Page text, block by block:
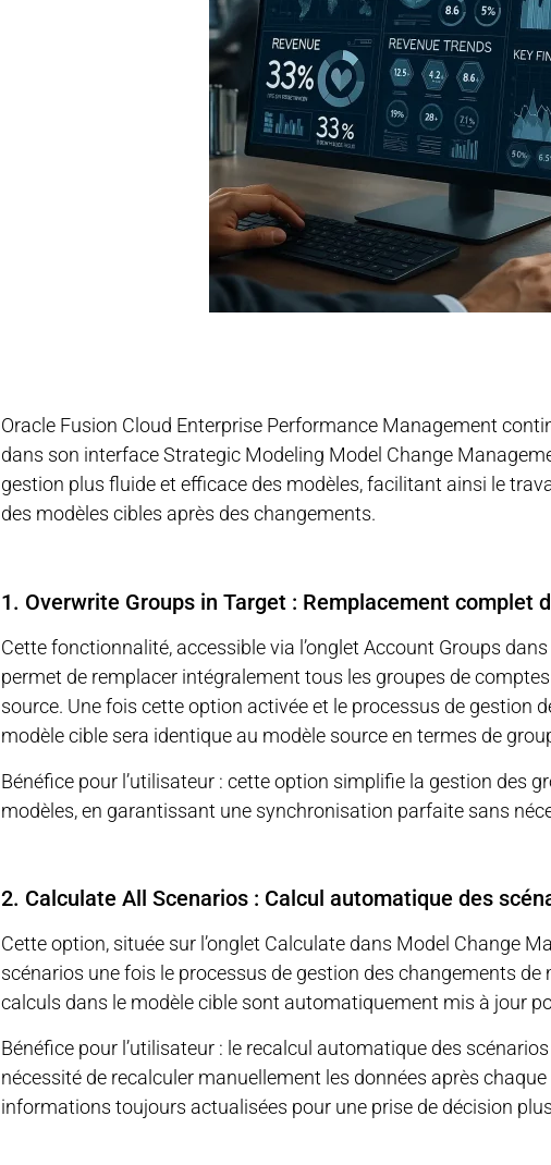
Oracle Fusion Cloud Enterprise Performance Management
dans son interface Strategic Modeling Model Change
gestion plus fluide et efficace des modèles, facilitant ainsi le
des modèles cibles après des changements.
1. Overwrite Groups in Target : Remplacement complet
Cette fonctionnalité, accessible via l’onglet Account Groups
permet de remplacer intégralement tous les groupes de
source. Une fois cette option activée et le processus de gestion
modèle cible sera identique au modèle source en termes de
Bénéfice pour l’utilisateur : cette option simplifie la gestion des
modèles, en garantissant une synchronisation parfaite sans
2. Calculate All Scenarios : Calcul automatique des
Cette option, située sur l’onglet Calculate dans Model Change
scénarios une fois le processus de gestion des changements de
calculs dans le modèle cible sont automatiquement mis à jour
Bénéfice pour l’utilisateur : le recalcul automatique des
nécessité de recalculer manuellement les données après
informations toujours actualisées pour une prise de décision